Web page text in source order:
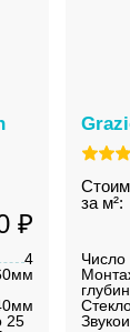
₽
4
25
за м²:
Число